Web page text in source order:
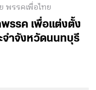
พรรคเพื่อไทย
พรรค เพื่อแต่งตั้ง
จำจังหวัดนนทบุรี